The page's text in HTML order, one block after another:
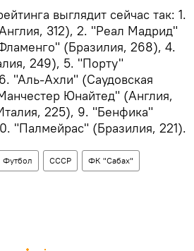
выглядит сейчас так: 1.
312), 2. "Реал Мадрид"
(Бразилия, 268), 4.
249), 5. "Порту"
"Аль-Ахли" (Саудовская
Юнайтед" (Англия,
225), 9. "Бенфика"
"Палмейрас" (Бразилия, 221).
Футбол СССР ФК "Сабах"